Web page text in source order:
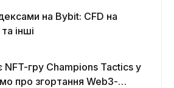
на Bybit: CFD на
інші
NFT-гру Champions Tactics у
про згортання Web3-